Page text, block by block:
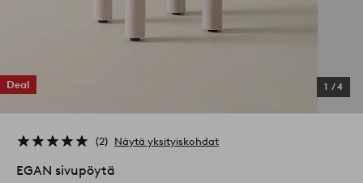
Deal 1 /4
2 Näytä yksityiskohdat
EGAN sivupöytä